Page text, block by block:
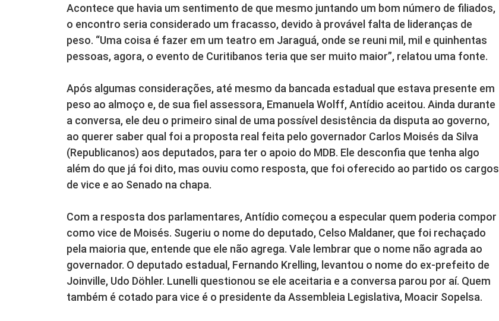
Acontece que havia um sentimento de que mesmo juntando um bom número de filiados,
o encontro seria considerado um fracasso, devido à provável falta de lideranças de
peso. “Uma coisa é fazer em um teatro em Jaraguá, onde se reuni mil, mil e quinhentas
pessoas, agora, o evento de Curitibanos teria que ser muito maior”, relatou uma fonte.
Após algumas considerações, até mesmo da bancada estadual que estava presente em
peso ao almoço e, de sua fiel assessora, Emanuela Wolff, Antídio aceitou. Ainda durante
a conversa, ele deu o primeiro sinal de uma possível desistência da disputa ao governo,
ao querer saber qual foi a proposta real feita pelo governador Carlos Moisés da Silva
(Republicanos) aos deputados, para ter o apoio do MDB. Ele desconfia que tenha algo
além do que já foi dito, mas ouviu como resposta, que foi oferecido ao partido os cargos
de vice e ao Senado na chapa.
Com a resposta dos parlamentares, Antídio começou a especular quem poderia compor
como vice de Moisés. Sugeriu o nome do deputado, Celso Maldaner, que foi rechaçado
pela maioria que, entende que ele não agrega. Vale lembrar que o nome não agrada ao
governador. O deputado estadual, Fernando Krelling, levantou o nome do ex-prefeito de
Joinville, Udo Döhler. Lunelli questionou se ele aceitaria e a conversa parou por aí. Quem
também é cotado para vice é o presidente da Assembleia Legislativa, Moacir Sopelsa.